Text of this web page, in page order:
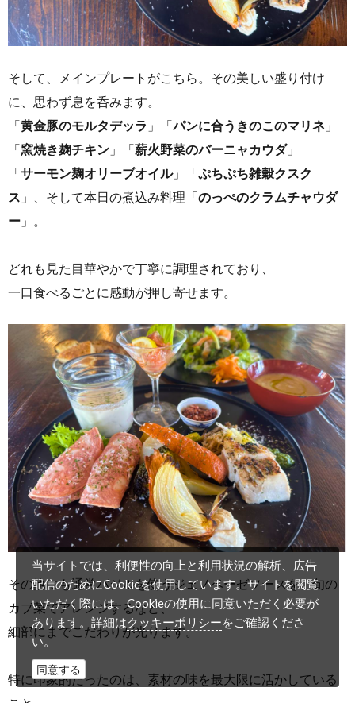
そして、メインプレートがこちら。その美しい盛り付け
に、思わず息を呑みます。
「黄金豚のモルタデッラ 」「パンに合うきのこのマリネ 」
「窯焼き麹チキン 」「薪火野菜のバーニャカウダ」
「サーモン麹オリーブオイル」「ぷちぷち雑穀クスク
ス 」、そして本日の煮込み料理「のっぺのクラムチャウダ
ー 」。
どれも見た目華やかで丁寧に調理されており、
一口食べるごとに感動が押し寄せます。
その他にも通常バジルを使うジェノベーゼソースを、旬の
カブ菜でアレンジするなど、
細部にまでこだわりが光ります。
特に印象的だったのは、素材の味を最大限に活かしている
当サイトでは、利便性の向上と利用状況の解析、広告
配信のためにCookieを使用しています。サイトを閲覧
いただく際には、Cookieの使用に同意いただく必要が
あります。詳細はクッキーポリシーをご確認くださ
い。
同意する